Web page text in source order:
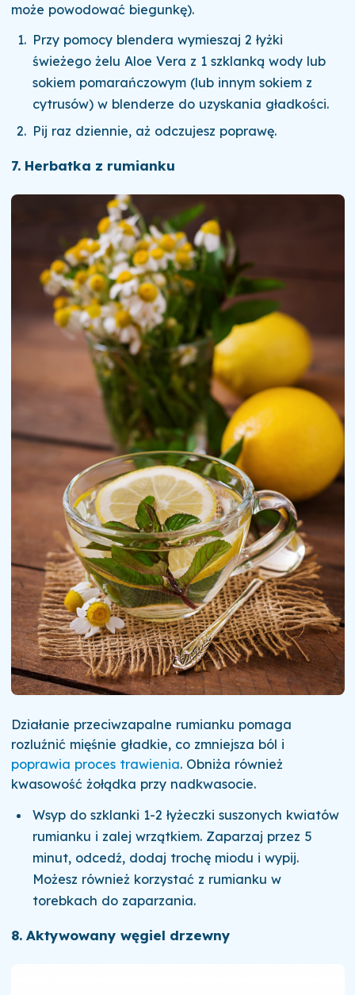
może powodować biegunkę).
Przy pomocy blendera wymieszaj 2 łyżki
świeżego żelu Aloe Vera z 1 szklanką wody lub
sokiem pomarańczowym (lub innym sokiem z
cytrusów) w blenderze do uzyskania gładkości.
Pij raz dziennie, aż odczujesz poprawę.
7. Herbatka z rumianku
Działanie przeciwzapalne rumianku pomaga
rozluźnić mięśnie gładkie, co zmniejsza ból i
poprawia proces trawienia. Obniża również
kwasowość żołądka przy nadkwasocie.
Wsyp do szklanki 1-2 łyżeczki suszonych kwiatów
rumianku i zalej wrzątkiem. Zaparzaj przez 5
minut, odcedź, dodaj trochę miodu i wypij.
Możesz również korzystać z rumianku w
torebkach do zaparzania.
8. Aktywowany węgiel drzewny